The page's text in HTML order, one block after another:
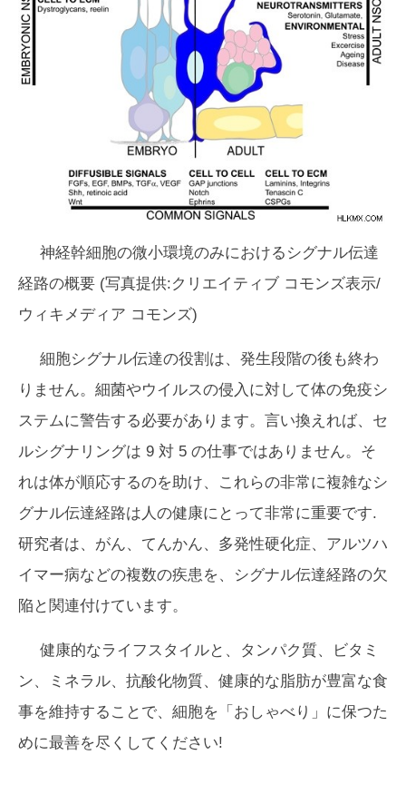
神経幹細胞の微小環境のみにおけるシグナル伝達
経路の概要 (写真提供:クリエイティブ コモンズ表示/
ウィキメディア コモンズ)
細胞シグナル伝達の役割は、発生段階の後も終わ
りません。細菌やウイルスの侵入に対して体の免疫シ
ステムに警告する必要があります。言い換えれば、セ
ルシグナリングは 9 対 5 の仕事ではありません。そ
れは体が順応するのを助け、これらの非常に複雑なシ
グナル伝達経路は人の健康にとって非常に重要です.
研究者は、がん、てんかん、多発性硬化症、アルツハ
イマー病などの複数の疾患を、シグナル伝達経路の欠
陥と関連付けています。
健康的なライフスタイルと、タンパク質、ビタミ
ン、ミネラル、抗酸化物質、健康的な脂肪が豊富な食
事を維持することで、細胞を「おしゃべり」に保つた
めに最善を尽くしてください!